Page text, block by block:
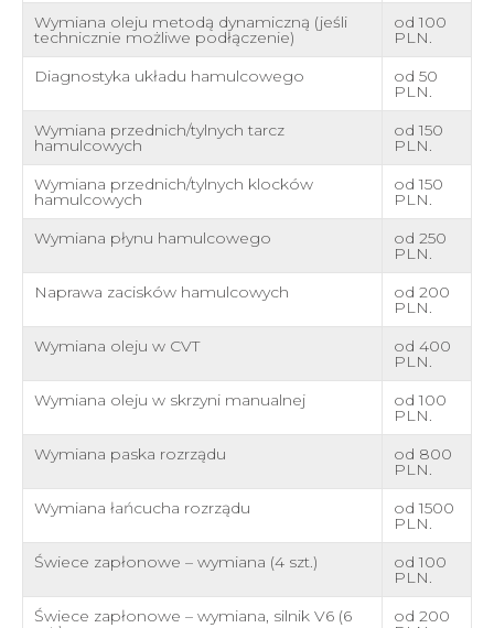
Wymiana oleju metodą dynamiczną (jeśli
technicznie możliwe podłączenie)
od 100
PLN.
Diagnostyka układu hamulcowego
od 50
PLN.
Wymiana przednich/tylnych tarcz
hamulcowych
od 150
PLN.
Wymiana przednich/tylnych klocków
hamulcowych
od 150
PLN.
Wymiana płynu hamulcowego
od 250
PLN.
Naprawa zacisków hamulcowych
od 200
PLN.
Wymiana oleju w CVT
od 400
PLN.
Wymiana oleju w skrzyni manualnej
od 100
PLN.
Wymiana paska rozrządu
od 800
PLN.
Wymiana łańcucha rozrządu
od 1500
PLN.
Świece zapłonowe – wymiana (4 szt.)
od 100
PLN.
Świece zapłonowe – wymiana, silnik V6 (6
od 200